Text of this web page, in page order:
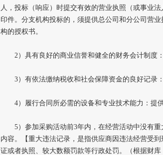
人，投标（响应）时提交有效的营业执照（或事业
印件。分支机构投标的，须提供总公司和分公司营
构的授权书。
2）具有良好的商业信誉和健全的财务会计制度：
3）有依法缴纳税收和社会保障资金的良好记录：
4）履行合同所必需的设备和专业技术能力：提供
5）参加采购活动前3年内，在经营活动中没有重
内容。【重大违法记录，是指供应商因违法经营受
证或者执照、较大数额罚款等行政处罚。（根据财